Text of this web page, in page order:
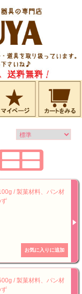
/ 製菓材料、パン材
/ 製菓材料、パン材